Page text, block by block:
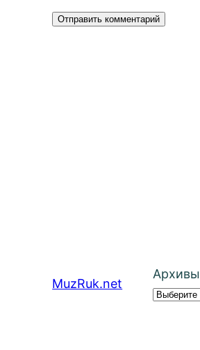
MuzRuk.net
Архивы